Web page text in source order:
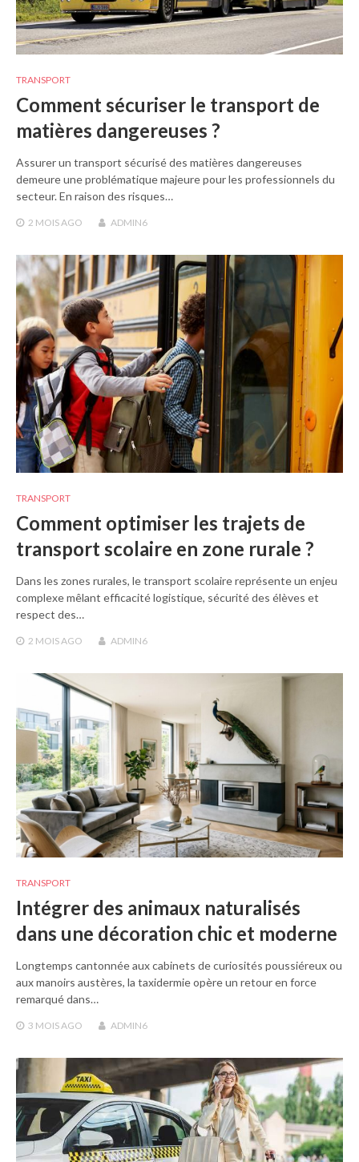
TRANSPORT
Comment sécuriser le transport de
matières dangereuses ?
Assurer un transport sécurisé des matières dangereuses
demeure une problématique majeure pour les professionnels du
secteur. En raison des risques…
2 MOISAGO ADMIN6
TRANSPORT
Comment optimiser les trajets de
transport scolaire en zone rurale ?
Dans les zones rurales, le transport scolaire représente un enjeu
complexe mêlant efficacité logistique, sécurité des élèves et
respect des…
2 MOIS AGO ADMIN6
TRANSPORT
Intégrer des animaux naturalisés
dans une décoration chic et moderne
Longtemps cantonnée aux cabinets de curiosités poussiéreux ou
aux manoirs austères, la taxidermie opère un retour en force
remarqué dans…
3 MOISAGO ADMIN6